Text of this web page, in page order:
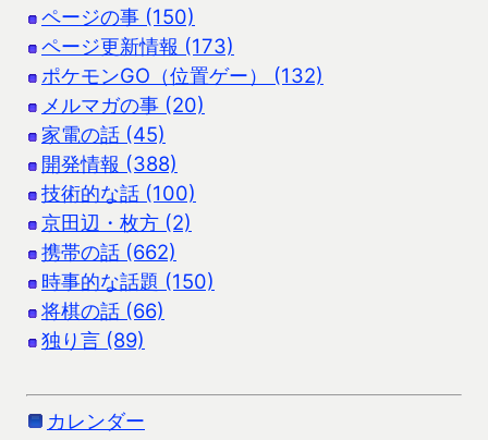
ページの事 (150)
ページ更新情報 (173)
ポケモンGO（位置ゲー） (132)
メルマガの事 (20)
家電の話 (45)
開発情報 (388)
技術的な話 (100)
京田辺・枚方 (2)
携帯の話 (662)
時事的な話題 (150)
将棋の話 (66)
独り言 (89)
カレンダー